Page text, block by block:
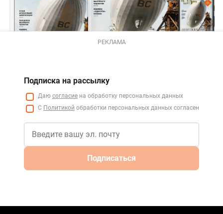
РЕКЛАМА
Подписка на рассылку
Даю согласие на обработку персональных данных
С Политикой обработки персональных данных согласен
Подписаться